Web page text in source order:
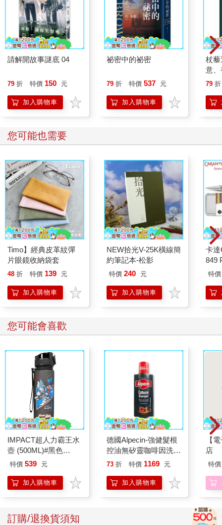
請解開故事謎底 04
79 折 特價 150 元
加入購物車
祕密中的祕密
79 折 特價 537 元
加入購物車
杖
意
恭
79 折
您可能也需要
Timo】經典皮革紋彈
片眼鏡收納袋套
48 折 特價 139 元
加入購物車
NEW拾光V-25K橫線簡
約筆記本-松影
特價 240 元
加入購物車
卡
849
筆
特價
您可能會喜歡
IMPACT超人力霸王水
壺 (500ML)#黑色
IMUTB01BK
特價 539 元
加入購物車
德國Alpecin-強健髮根
控油無矽靈咖啡因洗髮
凝露375ml/瓶-C1強健
調理頭皮洗髮液/0矽靈
滋潤洗頭髮水/一般髮
73 折 特價 1169 元
加入購物車
【
店
特價
訂購/退換貨須知